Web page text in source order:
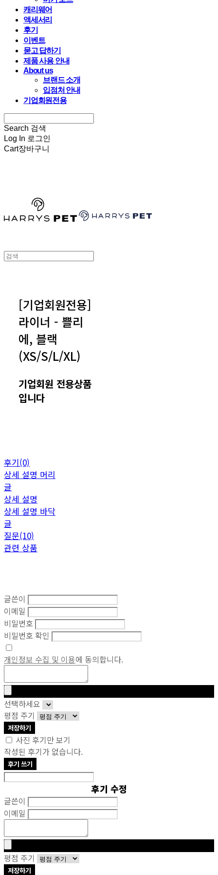
캐리웨어
액세서리
후기
이벤트
묻고 답하기
제품 사용 안내
About us
브랜드 소개
입점처 안내
기업회원전용
Search 검색
Log In 로그인
Cart장바구니
[기업회원전용]
라이너 - 쁠리
에, 블랙
(XS/S/L/XL)
기업회원 전용상품
입니다
후기(0)
상세 설명 머리
글
상세 설명
상세 설명 바닥
글
질문(10)
관련 상품
글쓴이
이메일
비밀번호
비밀번호 확인
개인정보 수집 및 이용에 동의합니다.
선택하세요
평점 주기
저장하기
사진 후기만 보기
작성된 후기가 없습니다.
후기 쓰기
후기 수정
글쓴이
이메일
평점 주기
저장하기